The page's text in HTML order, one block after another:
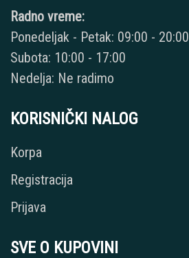
Radno vreme:
Ponedeljak - Petak: 09:00 - 20:00
Subota: 10:00 - 17:00
Nedelja: Ne radimo
KORISNIČKI NALOG
Korpa
Registracija
Prijava
SVE O KUPOVINI